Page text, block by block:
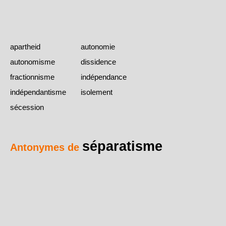
apartheid
autonomie
autonomisme
dissidence
fractionnisme
indépendance
indépendantisme
isolement
sécession
Antonymes de séparatisme